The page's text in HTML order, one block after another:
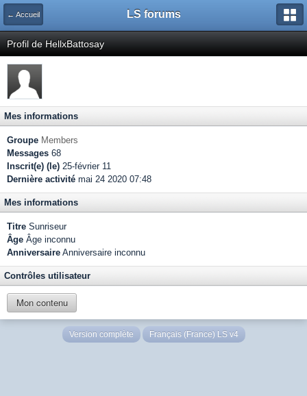
← Accueil LS forums
Profil de HellxBattosay
Mes informations
Groupe Members
Messages 68
Inscrit(e) (le) 25-février 11
Dernière activité mai 24 2020 07:48
Mes informations
Titre Sunriseur
Âge Âge inconnu
Anniversaire Anniversaire inconnu
Contrôles utilisateur
Mon contenu
Version complète Français (France) LS v4